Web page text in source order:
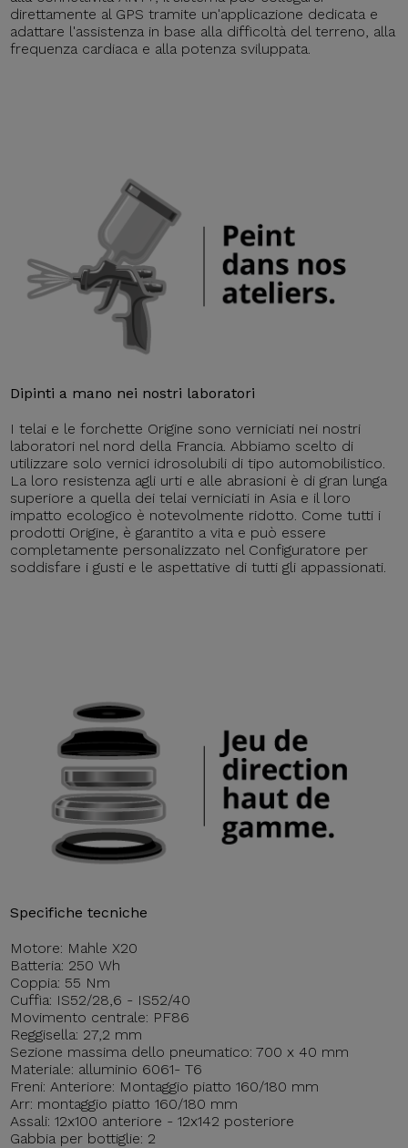
direttamente al GPS tramite un'applicazione dedicata e
adattare l'assistenza in base alla difficoltà del terreno, alla
frequenza cardiaca e alla potenza sviluppata.
Dipinti a mano nei nostri laboratori
I telai e le forchette Origine sono verniciati nei nostri
laboratori nel nord della Francia. Abbiamo scelto di
utilizzare solo vernici idrosolubili di tipo automobilistico.
La loro resistenza agli urti e alle abrasioni è di gran lunga
superiore a quella dei telai verniciati in Asia e il loro
impatto ecologico è notevolmente ridotto. Come tutti i
prodotti Origine, è garantito a vita e può essere
completamente personalizzato nel Configuratore per
soddisfare i gusti e le aspettative di tutti gli appassionati.
Specifiche tecniche
Motore: Mahle X20
Batteria: 250 Wh
Coppia: 55 Nm
Cuffia: IS52/28,6 - IS52/40
Movimento centrale: PF86
Reggisella: 27,2 mm
Sezione massima dello pneumatico: 700 x 40 mm
Materiale: alluminio 6061- T6
Freni: Anteriore: Montaggio piatto 160/180 mm
Arr: montaggio piatto 160/180 mm
Assali: 12x100 anteriore - 12x142 posteriore
Gabbia per bottiglie: 2